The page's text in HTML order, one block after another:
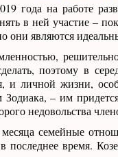
года на работе
в ней участие –
они являются
поэтому в
и личной жизни,
Зодиака, – им
недовольства
семейные
последнее время.